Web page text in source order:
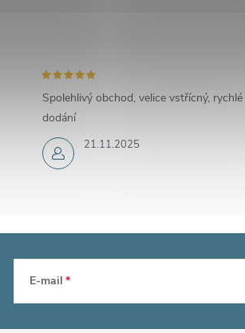
21.11.2025
Spolehlivý obchod, velice vstřícný, rychlé
dodání
E-mail